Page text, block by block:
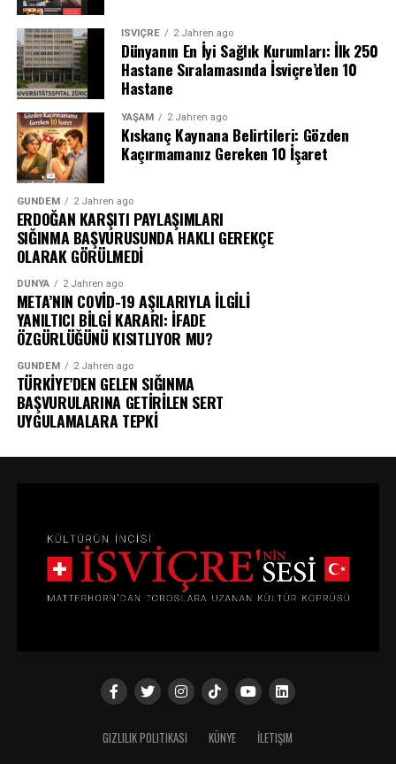
İSVIÇRE 2 Jahren ago
Dünyanın En İyi Sağlık Kurumları: İlk 250
Hastane Sıralamasında İsviçre’den 10
Hastane
YAŞAM 2 Jahren ago
Kıskanç Kaynana Belirtileri: Gözden
Kaçırmamanız Gereken 10 İşaret
GÜNDEM 2 Jahren ago
ERDOĞAN KARŞITI PAYLAŞIMLARI
SIĞINMA BAŞVURUSUNDA HAKLI GEREKÇE
OLARAK GÖRÜLMEDİ
DÜNYA 2 Jahren ago
META’NIN COVİD-19 AŞILARIYLA İLGİLİ
YANILTICI BİLGİ KARARI: İFADE
ÖZGÜRLÜĞÜNÜ KISITLIYOR MU?
GÜNDEM 2 Jahren ago
TÜRKİYE’DEN GELEN SIĞINMA
BAŞVURULARINA GETİRİLEN SERT
UYGULAMALARA TEPKİ
GIZLILIK POLITIKASI KÜNYE İLETIŞIM